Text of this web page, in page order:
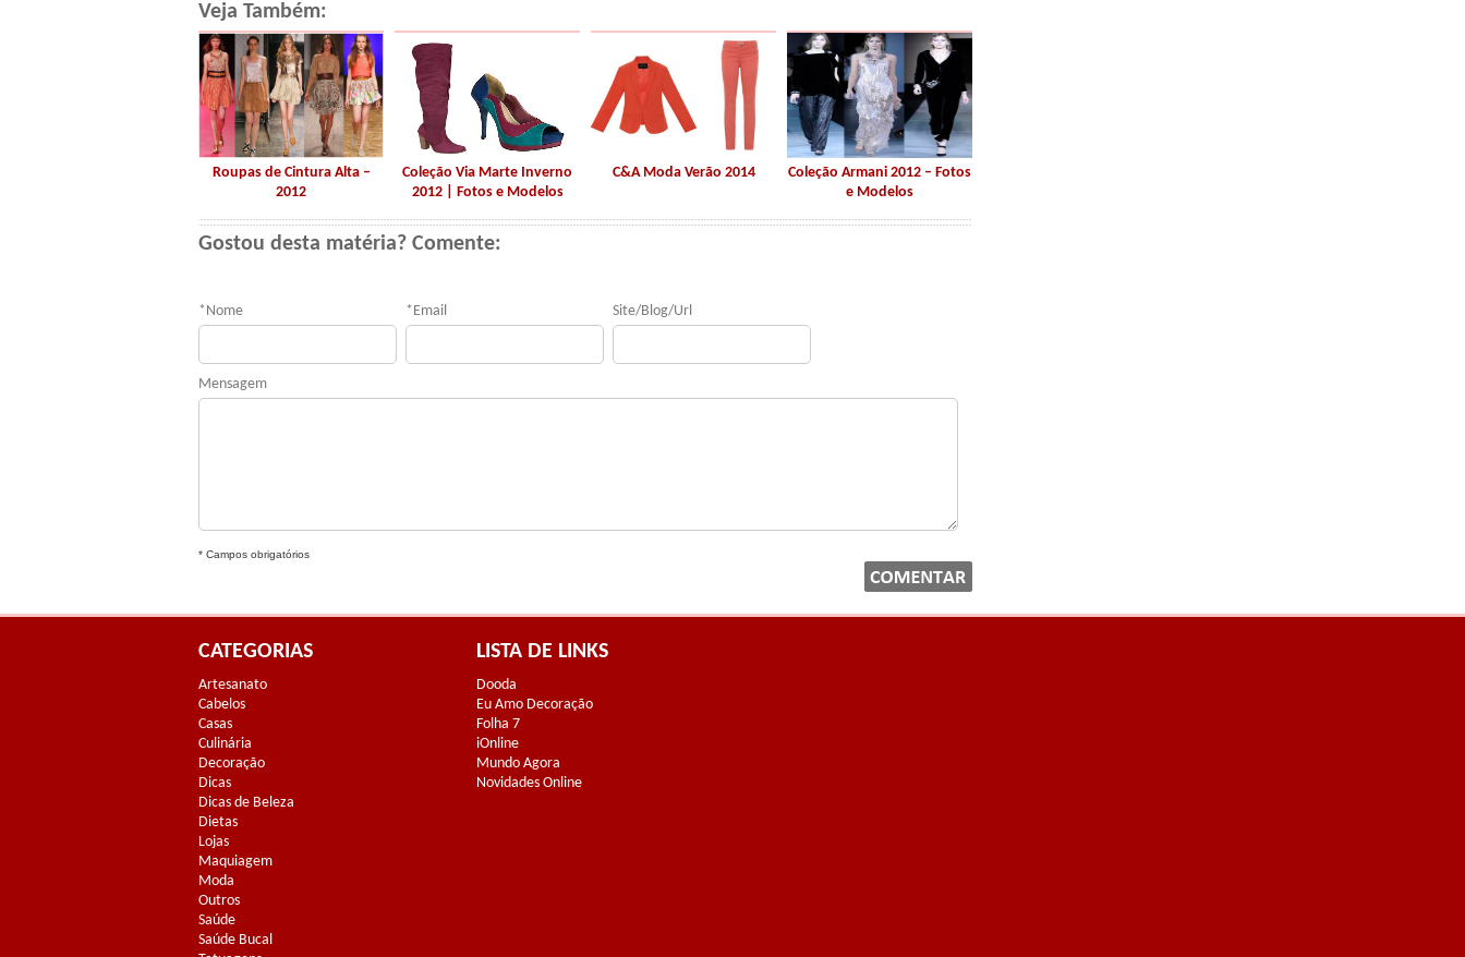
Veja Também:
Roupas de Cintura Alta –
2012
Coleção Via Marte Inverno
2012 | Fotos e Modelos
C&A Moda Verão 2014
Coleção Armani 2012 – Fotos
e Modelos
Gostou desta matéria? Comente:
* Nome * Email Site/Blog/Url
Mensagem
* Campos obrigatórios
CATEGORIAS
Artesanato
Cabelos
Casas
Culinária
Decoração
Dicas
Dicas de Beleza
Dietas
Lojas
Maquiagem
Moda
Outros
Saúde
Saúde Bucal
LISTA DE LINKS
Dooda
Eu Amo Decoração
Folha 7
iOnline
Mundo Agora
Novidades Online